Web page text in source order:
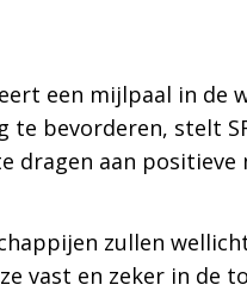
een mijlpaal in de
bevorderen, stelt
aan positieve
zullen
vast en zeker in de